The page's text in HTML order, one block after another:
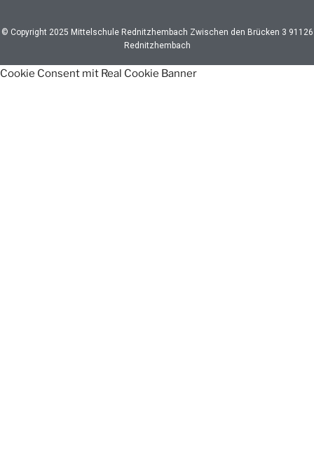
© Copyright 2025 Mittelschule Rednitzhembach Zwischen den Brücken 3 91126
Rednitzhembach
Cookie Consent mit Real Cookie Banner